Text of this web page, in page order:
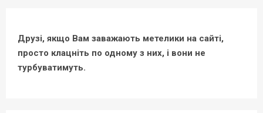
Друзі, якщо Вам заважають метелики на сайті,
просто клацніть по одному з них, і вони не
турбуватимуть.